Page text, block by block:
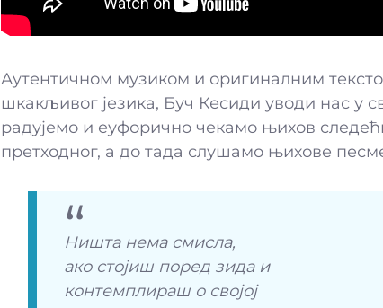
Аутентичном музиком и оригиналним
шкакљивог језика, Буч Кесиди уводи нас у
радујемо и еуфорично чекамо њихов
претходног, а до тада слушамо њихове
Ништа нема смисла,
ако стојиш поред зида и
контемплираш о својој